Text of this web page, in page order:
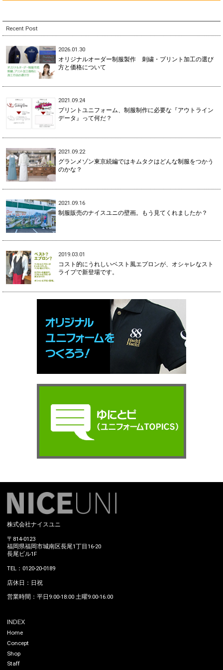
Recent Post
2026.01.30
オリジナルオーダー制服製作 刺繍・プリント加工の選び
方と価格について
2021.09.24
プリントユニフォーム、制服制作に必要な『アウトライン
データ』って何だ？
2021.09.22
グランメゾン東京続編ではキムタクはどんな制服をつかう
のかな？
2021.09.16
制服販売のナイスユニの壁画。もう見てくれましたか？
2019.03.01
コスト的にうれしいベスト風エプロンが、オシャレなスト
ライプで新登場です。
株式会社ナイスユニ
〒814-0123
福岡県福岡市城南区長尾1丁目16-20
長尾ビル1F
TEL：0120-20-0189
店休日：日祝
営業時間：平日9:00-18:00 土曜9:00-16:00
INDEX
Home
Concept
Shop
Staff